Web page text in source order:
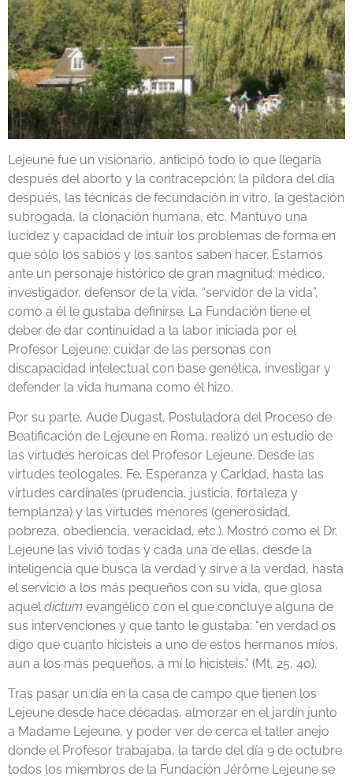
Lejeune fue un visionario, anticipó todo lo que llegaría
después del aborto y la contracepción: la píldora del día
después, las técnicas de fecundación in vitro, la gestación
subrogada, la clonación humana, etc. Mantuvo una
lucidez y capacidad de intuir los problemas de forma en
que sólo los sabios y los santos saben hacer. Estamos
ante un personaje histórico de gran magnitud: médico,
investigador, defensor de la vida, “servidor de la vida”,
como a él le gustaba definirse. La Fundación tiene el
deber de dar continuidad a la labor iniciada por el
Profesor Lejeune: cuidar de las personas con
discapacidad intelectual con base genética, investigar y
defender la vida humana como él hizo.
Por su parte, Aude Dugast, Postuladora del Proceso de
Beatificación de Lejeune en Roma, realizó un estudio de
las virtudes heroicas del Profesor Lejeune. Desde las
virtudes teologales, Fe, Esperanza y Caridad, hasta las
virtudes cardinales (prudencia, justicia, fortaleza y
templanza) y las virtudes menores (generosidad,
pobreza, obediencia, veracidad, etc.). Mostró como el Dr.
Lejeune las vivió todas y cada una de ellas, desde la
inteligencia que busca la verdad y sirve a la verdad, hasta
el servicio a los más pequeños con su vida, que glosa
aqueldictum evangélico con el que concluye alguna de
sus intervenciones y que tanto le gustaba: “en verdad os
digo que cuanto hicisteis a uno de estos hermanos míos,
aun a los más pequeños, a mí lo hicisteis.” (Mt, 25, 40).
Tras pasar un día en la casa de campo que tienen los
Lejeune desde hace décadas, almorzar en el jardín junto
a Madame Lejeune, y poder ver de cerca el taller anejo
donde el Profesor trabajaba, la tarde del día 9 de octubre
todos los miembros de la Fundación Jérôme Lejeune se